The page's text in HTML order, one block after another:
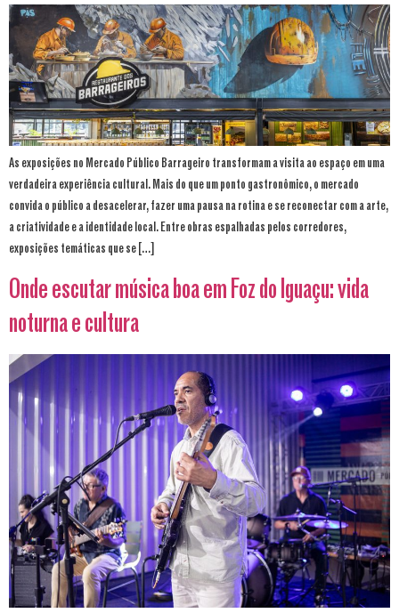
As exposições no Mercado Público Barrageiro transformam a visita ao espaço em uma
verdadeira experiência cultural. Mais do que um ponto gastronômico, o mercado
convida o público a desacelerar, fazer uma pausa na rotina e se reconectar com a arte,
a criatividade e a identidade local. Entre obras espalhadas pelos corredores,
exposições temáticas que se […]
Onde escutar música boa em Foz do Iguaçu: vida
noturna e cultura